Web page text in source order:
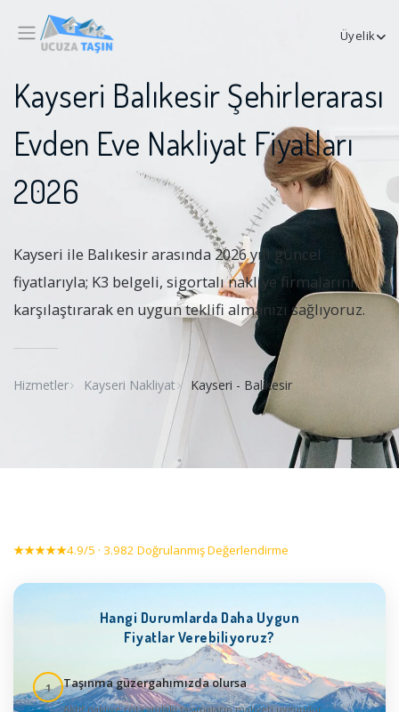
Üyelik
Kayseri Balıkesir Şehirlerarası
Evden Eve Nakliyat Fiyatları
2026
Kayseri ile Balıkesir arasında 2026 yılı güncel
fiyatlarıyla; K3 belgeli, sigortalı nakliye firmalarını
karşılaştırarak en uygun teklifi almanızı sağlıyoruz.
Hizmetler Kayseri Nakliyat Kayseri - Balıkesir
★★★★★4.9/5 · 3.982 Doğrulanmış Değerlendirme
Hangi Durumlarda Daha Uygun
Fiyatlar Verebiliyoruz?
1 Taşınma güzergahımızda olursa
Aktif nakliye rotasındaki taşımaların maliyeti uygundur